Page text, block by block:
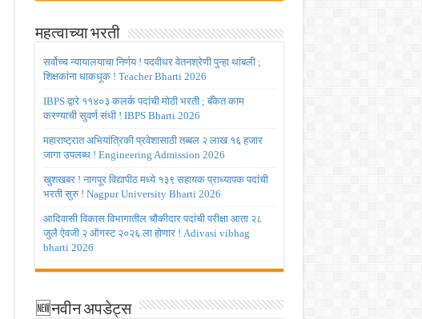
महत्वाच्या भरती
सर्वोच्च न्यायालयाचा निर्णय ! पदवीधर वेतनश्रेणी पुन्हा थांबली ;
शिक्षकांना धाकधूक ! Teacher Bharti 2026
IBPS द्वारे ११४०३ कलर्क पदांची मोठी भरती ; बँकेत काम
करण्याची सुवर्ण संधी ! IBPS Bharti 2026
महाराष्ट्रात अभियांत्रिकी प्रवेशासाठी तब्बल २ लाख १६ हजार
जागा उपलब्ध ! Engineering Admission 2026
खुशखबर ! नागपूर विद्यापीठ मध्ये १३९ सहायक प्राध्यापक पदांची
भरती सुरु ! Nagpur University Bharti 2026
आदिवासी विकास विभागातील चौकीदार पदांची परीक्षा आता २८
जुलै ऐवजी २ ऑगस्ट २०२६ ला होणार ! Adivasi vibhag
bharti 2026
🆕नवीन अपडेट्स